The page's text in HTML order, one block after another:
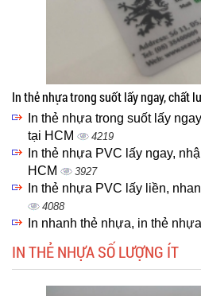
In thẻ nhựa trong suốt lấy ngay, chất
In thẻ nhựa trong suốt lấy
tại HCM
4219
In thẻ nhựa PVC lấy ngay,
HCM
3927
In thẻ nhựa PVC lấy liền,
4088
In nhanh thẻ nhựa, in thẻ
IN THẺ NHỰA SỐ LƯỢNG ÍT